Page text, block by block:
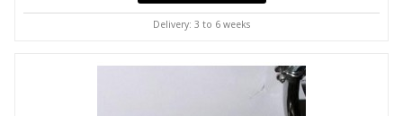
Delivery: 3 to 6 weeks